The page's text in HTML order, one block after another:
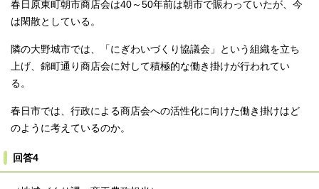
春日原東町朝市商店会は40～50年前は朝市で賑わっていたが、今
は閑散としている。
隣の大野城市では、「にぎわいづくり協議会」という組織を立ち
上げ、錦町通り商店会に対して積極的な働き掛けが行われてい
る。
春日市では、行政による商店会への活性化に向けた働き掛けはど
のように考えているのか。
回答4